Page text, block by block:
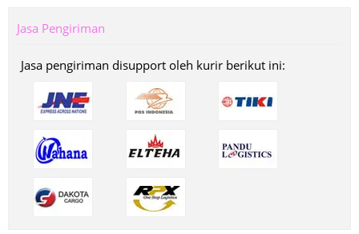
Jasa Pengiriman
Jasa pengiriman disupport oleh kurir berikut ini: